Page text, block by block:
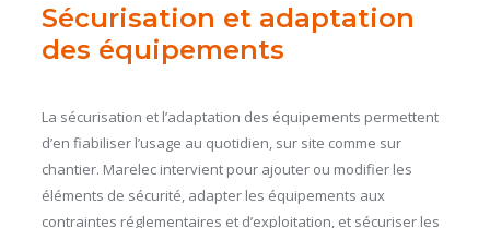
Sécurisation et adaptation
des équipements
La sécurisation et l’adaptation des équipements permettent
d’en fiabiliser l’usage au quotidien, sur site comme sur
chantier. Marelec intervient pour ajouter ou modifier les
éléments de sécurité, adapter les équipements aux
contraintes réglementaires et d’exploitation, et sécuriser les